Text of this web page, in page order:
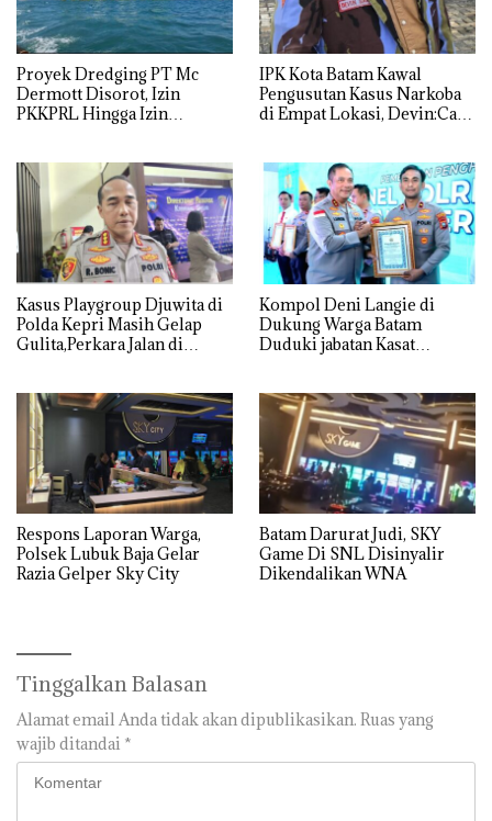
Proyek Dredging PT Mc
Dermott Disorot, Izin
PKKPRL Hingga Izin
IPK Kota Batam Kawal
Pengusutan Kasus Narkoba
di Empat Lokasi, Devin:Cari
Kasus Playgroup Djuwita di
Polda Kepri Masih Gelap
Gulita,Perkara Jalan di
Kompol Deni Langie di
Dukung Warga Batam
Duduki jabatan Kasat
Respons Laporan Warga,
Polsek Lubuk Baja Gelar
Razia Gelper Sky City
Batam Darurat Judi, SKY
Game Di SNL Disinyalir
Dikendalikan WNA
Tinggalkan Balasan
Alamat email Anda tidak akan dipublikasikan. Ruas yang
wajib ditandai *